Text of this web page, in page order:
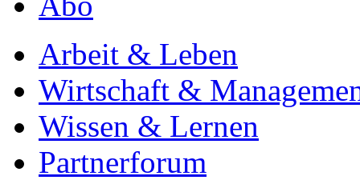
Arbeit & Leben
Wirtschaft &
Wissen & Lernen
Partnerforum